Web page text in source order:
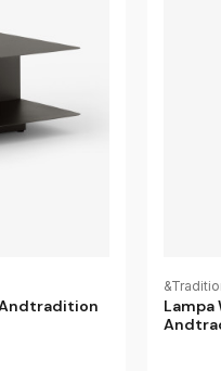
Andtradition
Lampa